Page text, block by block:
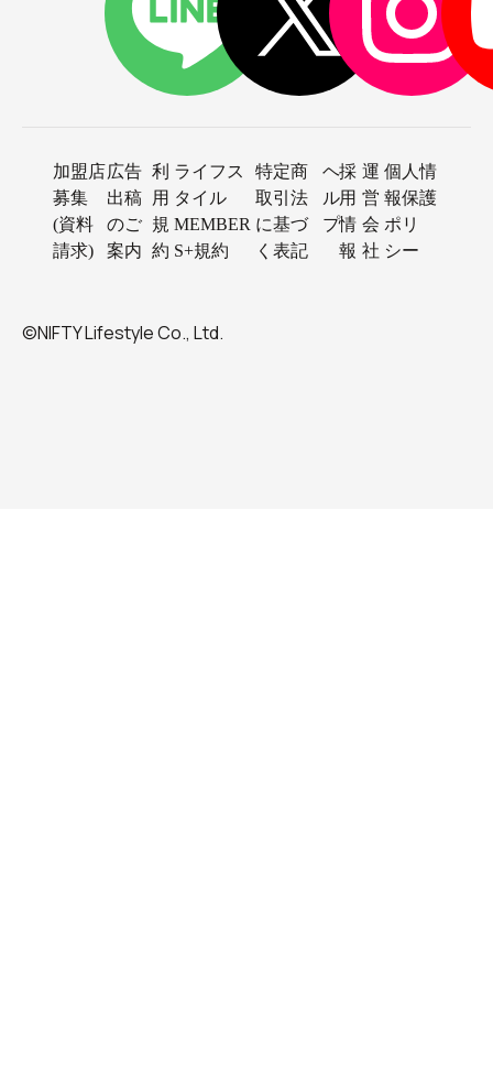
加盟店
募集
(資料
請求)
広告
出稿
のご
案内
利
用
規
約
ライフス
タイル
MEMBER
S+規約
特定商
取引法
に基づ
く表記
ヘ
ル
プ
採
用
情
報
運
営
会
社
個人情
報保護
ポリ
シー
©NIFTY Lifestyle Co., Ltd.